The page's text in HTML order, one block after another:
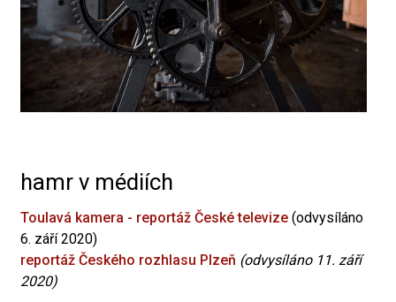
hamr v médiích
Toulavá kamera - reportáž České televize (odvysíláno
6. září 2020)
reportáž Českého rozhlasu Plzeň (odvysíláno 11. září
2020)